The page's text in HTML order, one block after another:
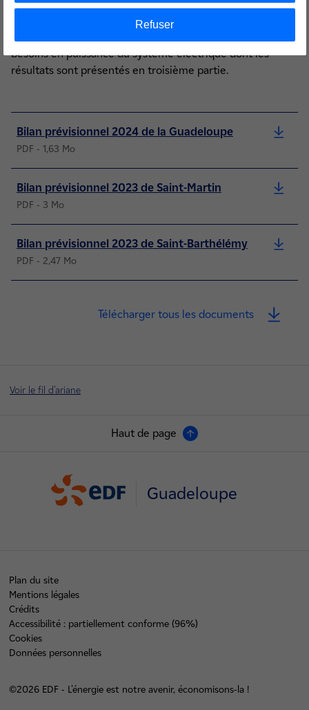
dans la seconde partie du document.
Ces hypothèses sont ensuite utilisées pour évaluer les
besoins en puissance du système électrique dont les
résultats sont présentés en troisième partie.
Bilan prévisionnel 2024 de la Guadeloupe
PDF - 1,63 Mo
Bilan prévisionnel 2023 de Saint-Martin
PDF - 3 Mo
Bilan prévisionnel 2023 de Saint-Barthélémy
PDF - 2,47 Mo
Voir le fil d'ariane
Haut de page
Guadeloupe
Plan du site
Mentions légales
Crédits
Accessibilité : partiellement conforme (96%)
Cookies
Données personnelles
©2026 EDF - L'énergie est notre avenir, économisons-la !
Refuser